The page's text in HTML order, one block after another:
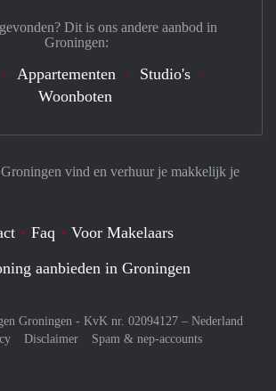
vind en verhuur je makkelijk je
Faq
Voor Makelaars
aanbieden in Groningen
Groningen - KvK nr. 02094127 – Nederland
Disclaimer
Spam & nep-accounts
Dit is ons andere aanbod in
Groningen:
Appartementen
Studio's
Woonboten